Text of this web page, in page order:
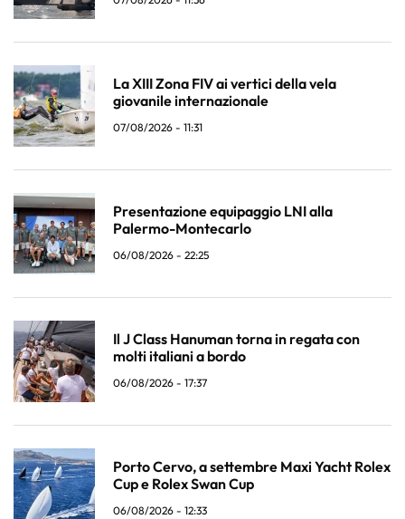
La XIII Zona FIV ai vertici della vela
giovanile internazionale
07/08/2026 - 11:31
Presentazione equipaggio LNI alla
Palermo-Montecarlo
06/08/2026 - 22:25
Il J Class Hanuman torna in regata con
molti italiani a bordo
06/08/2026 - 17:37
Porto Cervo, a settembre Maxi Yacht Rolex
Cup e Rolex Swan Cup
06/08/2026 - 12:33